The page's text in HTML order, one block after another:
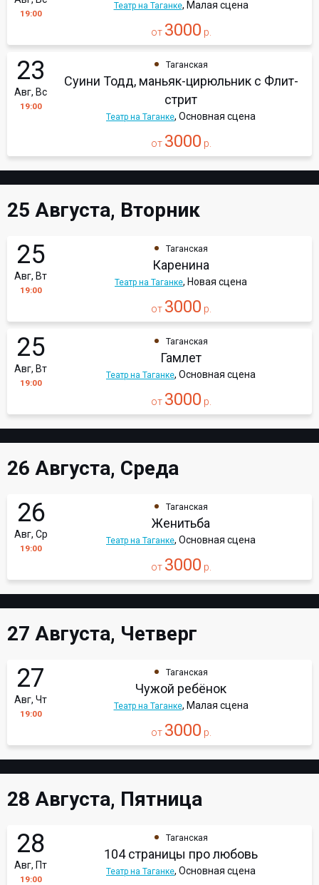
19:00
Театр на Таганке, Малая сцена
от 3000 р.
23
Авг, Вс
19:00
Таганская
Суини Тодд, маньяк-цирюльник с Флит-
стрит
Театр на Таганке, Основная сцена
от 3000 р.
25 Августа, Вторник
25
Авг, Вт
19:00
Таганская
Каренина
Театр на Таганке, Новая сцена
от 3000 р.
25
Авг, Вт
19:00
Таганская
Гамлет
Театр на Таганке, Основная сцена
от 3000 р.
26 Августа, Среда
26
Авг, Ср
19:00
Таганская
Женитьба
Театр на Таганке, Основная сцена
от 3000 р.
27 Августа, Четверг
27
Авг, Чт
19:00
Таганская
Чужой ребёнок
Театр на Таганке, Малая сцена
от 3000 р.
28 Августа, Пятница
28
Авг, Пт
19:00
Таганская
104 страницы про любовь
Театр на Таганке, Основная сцена